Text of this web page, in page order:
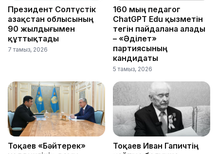
Президент Солтүстік
Қазақстан облысының
90 жылдығымен
құттықтады
7 тамыз, 2026
160 мың педагог
ChatGPT Edu қызметін
тегін пайдалана алады
– «Әділет»
партиясының
кандидаты
5 тамыз, 2026
Тоқаев «Бәйтерек»
Тоқаев Иван Гапичтің